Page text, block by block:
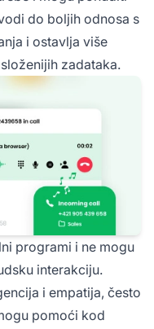
do boljih odnosa s
i ostavlja više
zadataka.
programi i ne mogu
interakciju.
i empatija, često
pomoći kod